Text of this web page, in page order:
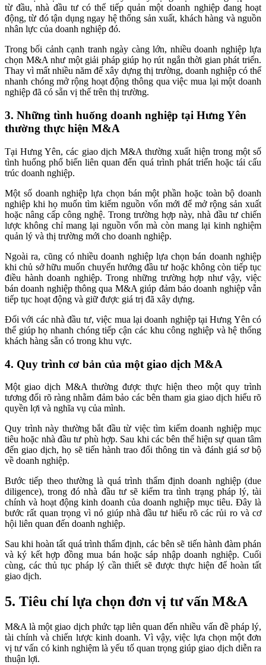
từ đầu, nhà đầu tư có thể tiếp quản một doanh nghiệp đang hoạt
động, từ đó tận dụng ngay hệ thống sản xuất, khách hàng và nguồn
nhân lực của doanh nghiệp đó.
Trong bối cảnh cạnh tranh ngày càng lớn, nhiều doanh nghiệp lựa
chọn M&A như một giải pháp giúp họ rút ngắn thời gian phát triển.
Thay vì mất nhiều năm để xây dựng thị trường, doanh nghiệp có thể
nhanh chóng mở rộng hoạt động thông qua việc mua lại một doanh
nghiệp đã có sẵn vị thế trên thị trường.
3. Những tình huống doanh nghiệp tại Hưng Yên
thường thực hiện M&A
Tại Hưng Yên, các giao dịch M&A thường xuất hiện trong một số
tình huống phổ biến liên quan đến quá trình phát triển hoặc tái cấu
trúc doanh nghiệp.
Một số doanh nghiệp lựa chọn bán một phần hoặc toàn bộ doanh
nghiệp khi họ muốn tìm kiếm nguồn vốn mới để mở rộng sản xuất
hoặc nâng cấp công nghệ. Trong trường hợp này, nhà đầu tư chiến
lược không chỉ mang lại nguồn vốn mà còn mang lại kinh nghiệm
quản lý và thị trường mới cho doanh nghiệp.
Ngoài ra, cũng có nhiều doanh nghiệp lựa chọn bán doanh nghiệp
khi chủ sở hữu muốn chuyển hướng đầu tư hoặc không còn tiếp tục
điều hành doanh nghiệp. Trong những trường hợp như vậy, việc
bán doanh nghiệp thông qua M&A giúp đảm bảo doanh nghiệp vẫn
tiếp tục hoạt động và giữ được giá trị đã xây dựng.
Đối với các nhà đầu tư, việc mua lại doanh nghiệp tại Hưng Yên có
thể giúp họ nhanh chóng tiếp cận các khu công nghiệp và hệ thống
khách hàng sẵn có trong khu vực.
4. Quy trình cơ bản của một giao dịch M&A
Một giao dịch M&A thường được thực hiện theo một quy trình
tương đối rõ ràng nhằm đảm bảo các bên tham gia giao dịch hiểu rõ
quyền lợi và nghĩa vụ của mình.
Quy trình này thường bắt đầu từ việc tìm kiếm doanh nghiệp mục
tiêu hoặc nhà đầu tư phù hợp. Sau khi các bên thể hiện sự quan tâm
đến giao dịch, họ sẽ tiến hành trao đổi thông tin và đánh giá sơ bộ
về doanh nghiệp.
Bước tiếp theo thường là quá trình thẩm định doanh nghiệp (due
diligence), trong đó nhà đầu tư sẽ kiểm tra tình trạng pháp lý, tài
chính và hoạt động kinh doanh của doanh nghiệp mục tiêu. Đây là
bước rất quan trọng vì nó giúp nhà đầu tư hiểu rõ các rủi ro và cơ
hội liên quan đến doanh nghiệp.
Sau khi hoàn tất quá trình thẩm định, các bên sẽ tiến hành đàm phán
và ký kết hợp đồng mua bán hoặc sáp nhập doanh nghiệp. Cuối
cùng, các thủ tục pháp lý cần thiết sẽ được thực hiện để hoàn tất
giao dịch.
5. Tiêu chí lựa chọn đơn vị tư vấn M&A
M&A là một giao dịch phức tạp liên quan đến nhiều vấn đề pháp lý,
tài chính và chiến lược kinh doanh. Vì vậy, việc lựa chọn một đơn
vị tư vấn có kinh nghiệm là yếu tố quan trọng giúp giao dịch diễn ra
thuận lợi.